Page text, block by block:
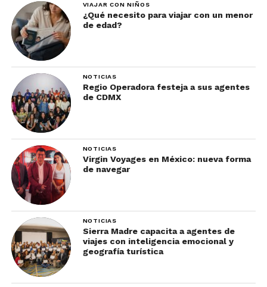
VIAJAR CON NIÑOS
¿Qué necesito para viajar con un menor
de edad?
NOTICIAS
Regio Operadora festeja a sus agentes
de CDMX
NOTICIAS
Virgin Voyages en México: nueva forma
de navegar
NOTICIAS
Sierra Madre capacita a agentes de
viajes con inteligencia emocional y
geografía turística